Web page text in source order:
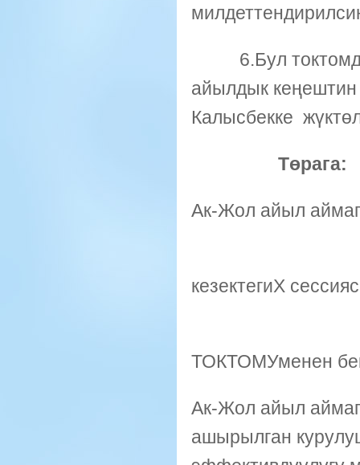
6.Бул
айылдык
Калысбекке
Төрага:
Ак-Жол айыл
кезектегиX
ТОКТОМУменен
Ак-Жол айыл
ашырылган